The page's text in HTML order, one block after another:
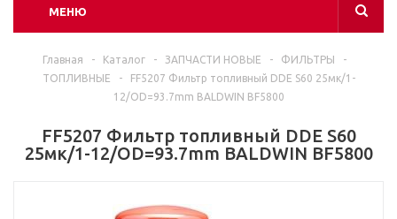
МЕНЮ
Главная - Каталог - ЗАПЧАСТИ НОВЫЕ - ФИЛЬТРЫ
-
ТОПЛИВНЫЕ
-
FF5207 Фильтр топливный DDE S60 25мк/1-
12/OD=93.7mm BALDWIN BF5800
FF5207 Фильтр топливный DDE S60
25мк/1-12/OD=93.7mm BALDWIN BF5800